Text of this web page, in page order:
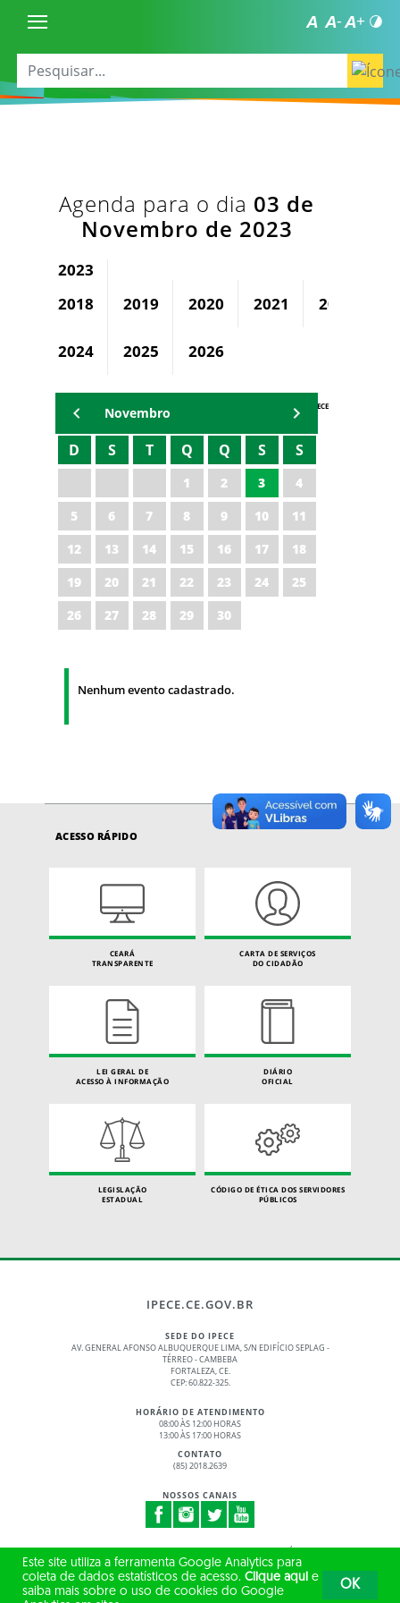
Agenda para o dia 03 de
Novembro de 2023
2023
2018
2019 2020 2021 2022
2024 2025 2026
AGENDA IPECE
Novembro
D S T Q Q S S
1 2 3
4
5
6 7 8 9 10
11
12
13 14 15 16 17
18
19
20 21 22 23 24
25
26
27 28 29 30
Nenhum evento cadastrado.
ACESSO RÁPIDO
CEARÁ
TRANSPARENTE
CARTA DE SERVIÇOS
DO CIDADÃO
LEI GERAL DE
ACESSO À INFORMAÇÃO
DIÁRIO
OFICIAL
LEGISLAÇÃO
ESTADUAL
CÓDIGO DE ÉTICA DOS SERVIDORES
PÚBLICOS
IPECE.CE.GOV.BR
SEDE DO IPECE
AV. GENERAL AFONSO ALBUQUERQUE LIMA, S/N EDIFÍCIO SEPLAG -
TÉRREO - CAMBEBA
FORTALEZA, CE.
CEP: 60.822-325.
HORÁRIO DE ATENDIMENTO
08:00 ÀS 12:00 HORAS
13:00 ÀS 17:00 HORAS
CONTATO
(85) 2018.2639
NOSSOS CANAIS
© 2017 - 2026 – GOVERNO DO ESTADO DO CEARÁ
TODOS OS DIREITOS RESERVADOS
Este site utiliza a ferramenta Google Analytics para
coleta de dados estatísticos de acesso. Clique aqui e
saiba mais sobre o uso de cookies do Google
OK